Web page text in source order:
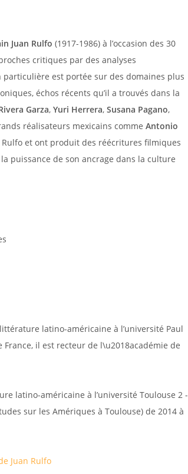
Juan Rulfo (1917-1986) à l’occasion des 30
critiques par des analyses
est portée sur des domaines plus
échos récents qu’il a trouvés dans la
Garza, Yuri Herrera, Susana Pagano,
réalisateurs mexicains comme Antonio
Rulfo et ont produit des réécritures filmiques
puissance de son ancrage dans la culture
latino-américaine à l’université Paul
il est recteur de l\u2018académie de
latino-américaine à l’université Toulouse 2 -
sur les Amériques à Toulouse) de 2014 à
Juan Rulfo